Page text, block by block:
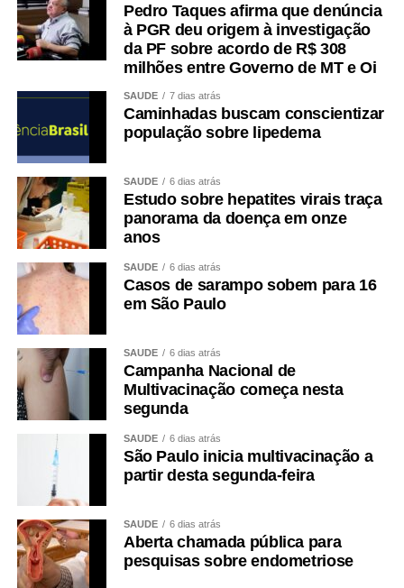
Pedro Taques afirma que denúncia
à PGR deu origem à investigação
da PF sobre acordo de R$ 308
milhões entre Governo de MT e Oi
SAÚDE 7 dias atrás
Caminhadas buscam conscientizar
população sobre lipedema
SAÚDE 6 dias atrás
Estudo sobre hepatites virais traça
panorama da doença em onze
anos
SAÚDE 6 dias atrás
Casos de sarampo sobem para 16
em São Paulo
SAÚDE 6 dias atrás
Campanha Nacional de
Multivacinação começa nesta
segunda
SAÚDE 6 dias atrás
São Paulo inicia multivacinação a
partir desta segunda-feira
SAÚDE 6 dias atrás
Aberta chamada pública para
pesquisas sobre endometriose